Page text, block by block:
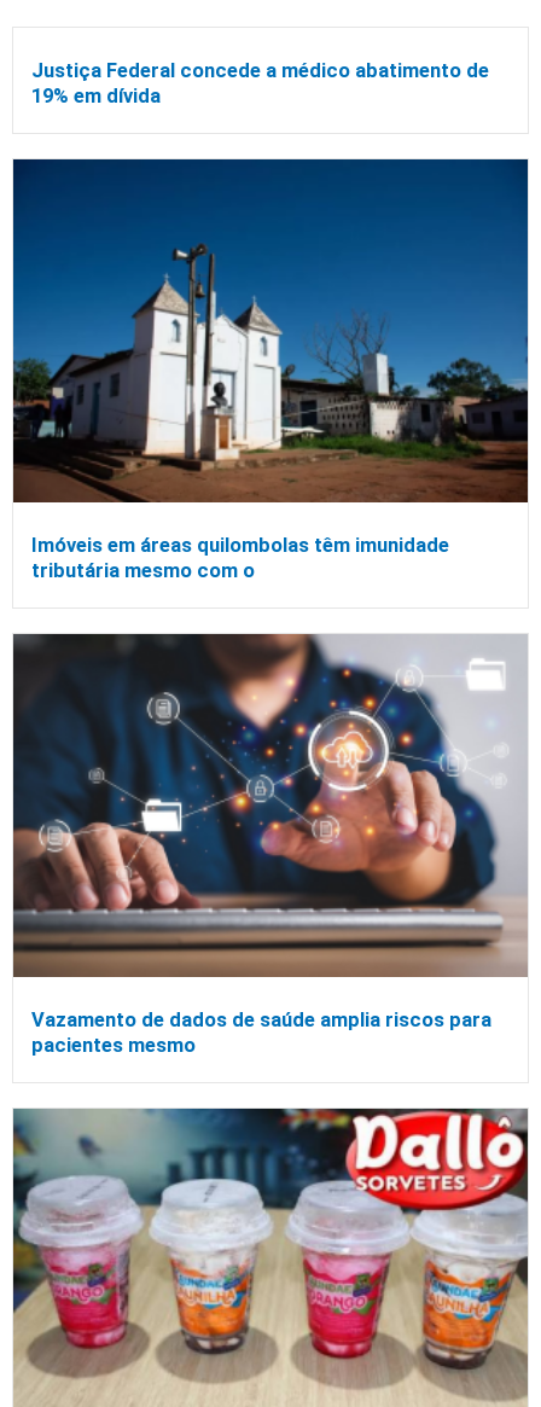
Justiça Federal concede a médico abatimento de
19% em dívida
Imóveis em áreas quilombolas têm imunidade
tributária mesmo com o
Vazamento de dados de saúde amplia riscos para
pacientes mesmo